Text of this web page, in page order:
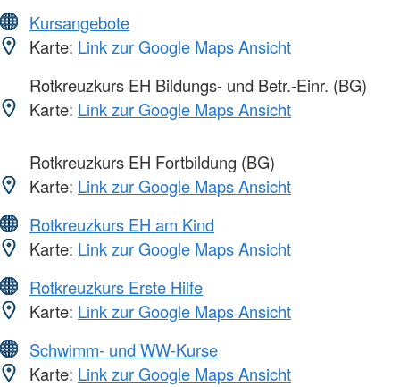
Kursangebote
Karte: Link zur Google Maps Ansicht
Rotkreuzkurs EH Bildungs- und Betr.-Einr. (BG)
Karte: Link zur Google Maps Ansicht
Rotkreuzkurs EH Fortbildung (BG)
Karte: Link zur Google Maps Ansicht
Rotkreuzkurs EH am Kind
Karte: Link zur Google Maps Ansicht
Rotkreuzkurs Erste Hilfe
Karte: Link zur Google Maps Ansicht
Schwimm- und WW-Kurse
Karte: Link zur Google Maps Ansicht